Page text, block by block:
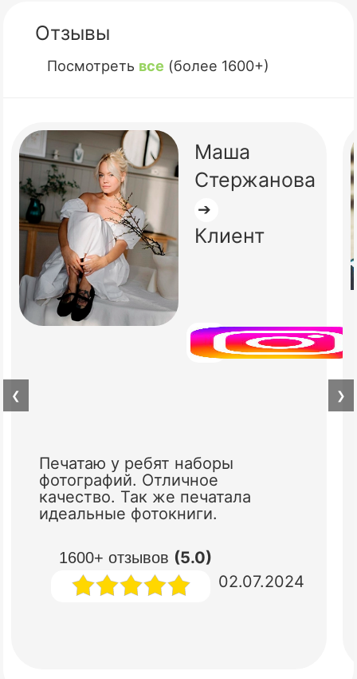
Отзывы
Посмотреть все (более 1600+)
Маша
Стержанова
➔
Клиент
1600+ отзывов (5.0)
Печатаю у ребят наборы
фотографий. Отличное
качество. Так же печатала
идеальные фотокниги.
02.07.2024
❮ ❯